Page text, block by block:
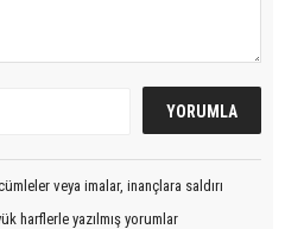
veya imalar, inançlara saldırı
harflerle yazılmış yorumlar